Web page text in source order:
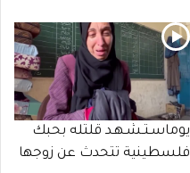
يوماسـتـشـهـد قلتله بحبك
فلسطينية تتحدث عن زوجها